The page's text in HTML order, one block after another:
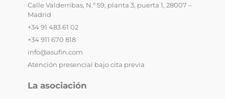
Calle Valderribas, N.º 59, planta 3, puerta 1, 28007 –
Madrid
+34 91 483 61 02
+34 911 670 818
info@asufin.com
Atención presencial bajo cita previa
La asociación